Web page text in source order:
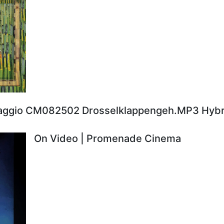
CM082502 Drosselklappengeh.MP3
On Video | Promenade Cinema